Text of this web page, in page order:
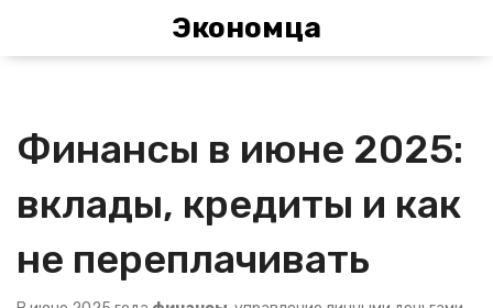
Экономца
Финансы в июне 2025:
вклады, кредиты и как
не переплачивать